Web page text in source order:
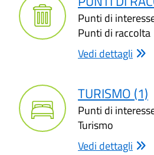
Punti di
Punti di raccolta
Vedi dettagli
TURISMO (1)
Punti di
Turismo
Vedi dettagli